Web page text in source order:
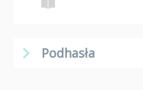
Podhasła